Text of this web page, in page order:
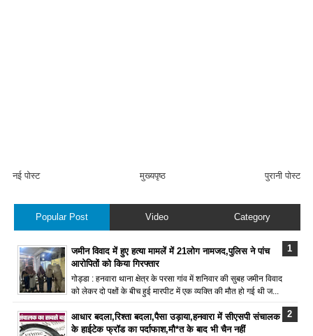
नई पोस्ट पुरानी पोस्ट
मुख्यपृष्ठ
Popular Post Video Category
जमीन विवाद में हुए हत्या मामलें में 21लोग नामजद,पुलिस ने पांच
आरोपितों को किया गिरफ्तार
गोड्डा : हनवारा थाना क्षेत्र के परसा गांव में शनिवार की सुबह जमीन विवाद
को लेकर दो पक्षों के बीच हुई मारपीट में एक व्यक्ति की मौत हो गई थी ज...
आधार बदला,रिश्ता बदला,पैसा उड़ाया,हनवारा में सीएसपी संचालक
के हाईटेक फ्रॉड का पर्दाफाश,मौ*त के बाद भी चैन नहीं